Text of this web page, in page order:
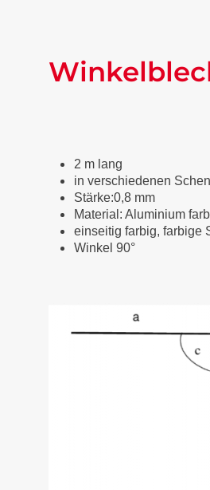
2 m lang
in verschiedenen
Stärke:0,8 mm
Material: Aluminium
einseitig farbig, farbige
Winkel 90°